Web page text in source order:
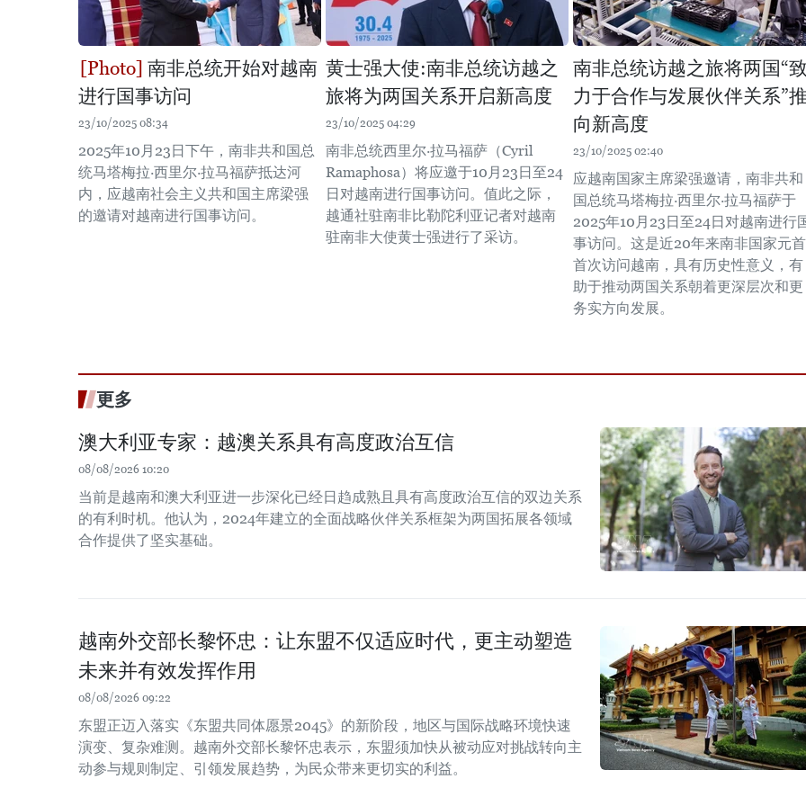
南非总统开始对越南
进行国事访问
23/10/2025 08:34
2025年10月23日下午，南非共和国总
统马塔梅拉·西里尔·拉马福萨抵达河
内，应越南社会主义共和国主席梁强
的邀请对越南进行国事访问。
黄士强大使:南非总统访越之
旅将为两国关系开启新高度
23/10/2025 04:29
南非总统西里尔·拉马福萨（Cyril
Ramaphosa）将应邀于10月23日至24
日对越南进行国事访问。值此之际，
越通社驻南非比勒陀利亚记者对越南
驻南非大使黄士强进行了采访。
南非总统访越之旅将两国“致
力于合作与发展伙伴关系”推
向新高度
23/10/2025 02:40
应越南国家主席梁强邀请，南非共和
国总统马塔梅拉·西里尔·拉马福萨于
2025年10月23日至24日对越南进行
事访问。这是近20年来南非国家元首
首次访问越南，具有历史性意义，有
助于推动两国关系朝着更深层次和更
务实方向发展。
更多
澳大利亚专家：越澳关系具有高度政治互信
08/08/2026 10:20
当前是越南和澳大利亚进一步深化已经日趋成熟且具有高度政治互信的双边关系
的有利时机。他认为，2024年建立的全面战略伙伴关系框架为两国拓展各领域
合作提供了坚实基础。
越南外交部长黎怀忠：让东盟不仅适应时代，更主动塑造
未来并有效发挥作用
08/08/2026 09:22
东盟正迈入落实《东盟共同体愿景2045》的新阶段，地区与国际战略环境快速
演变、复杂难测。越南外交部长黎怀忠表示，东盟须加快从被动应对挑战转向主
动参与规则制定、引领发展趋势，为民众带来更切实的利益。